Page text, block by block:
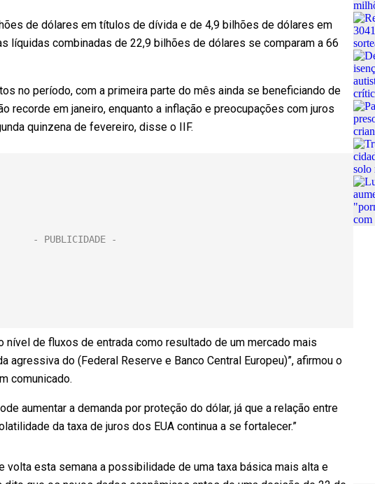
de dólares em títulos de dívida e de 4,9 bilhões de dólares em
líquidas combinadas de 22,9 bilhões de dólares se comparam a 66
no período, com a primeira parte do mês ainda se beneficiando de
recorde em janeiro, enquanto a inflação e preocupações com juros
quinzena de fevereiro, disse o IIF.
nível de fluxos de entrada como resultado de um mercado mais
agressiva do (Federal Reserve e Banco Central Europeu)”, afirmou o
comunicado.
aumentar a demanda por proteção do dólar, já que a relação entre
da taxa de juros dos EUA continua a se fortalecer.”
volta esta semana a possibilidade de uma taxa básica mais alta e